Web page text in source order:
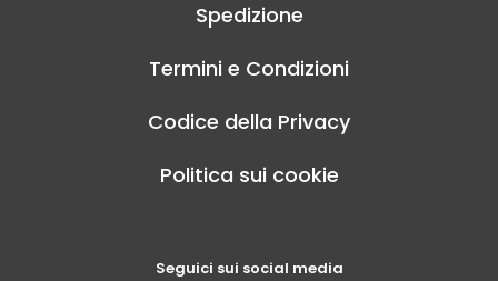
Spedizione
Termini e Condizioni
Codice della Privacy
Politica sui cookie
Seguici sui social media